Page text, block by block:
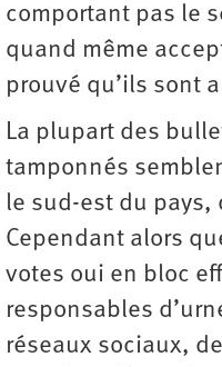
comportant pas le
quand même
prouvé qu’ils sont
La plupart des
tamponnés
le sud-est du pays,
Cependant alors
votes oui en bloc
responsables
réseaux sociaux,